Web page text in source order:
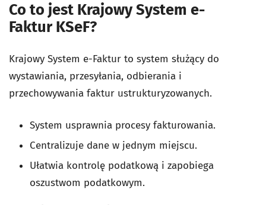
Co to jest Krajowy System e-
FakturKSeF?
Krajowy System e-Faktur to system służący do
wystawiania, przesyłania, odbierania i
przechowywania faktur ustrukturyzowanych.
System usprawnia procesy fakturowania.
Centralizuje dane w jednym miejscu.
Ułatwia kontrolę podatkową i zapobiega
oszustwom podatkowym.